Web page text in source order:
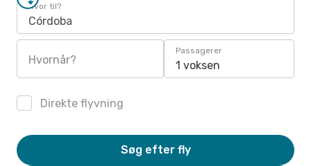
Hvor til?
Córdoba
Hvornår?
Passagerer
1 voksen
Direkte flyvning
Søg efter fly